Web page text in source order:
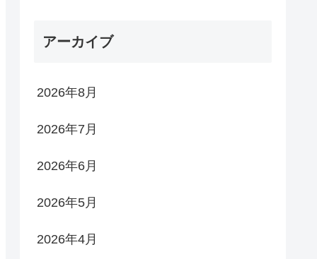
アーカイブ
2026年8月
2026年7月
2026年6月
2026年5月
2026年4月